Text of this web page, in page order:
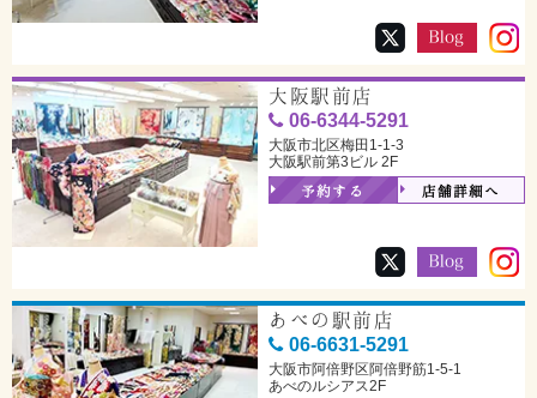
大阪駅前店
06-6344-5291
大阪市北区梅田1-1-3
大阪駅前第3ビル 2F
予約する 店舗詳細へ
あべの駅前店
06-6631-5291
大阪市阿倍野区阿倍野筋1-5-1
あべのルシアス2F